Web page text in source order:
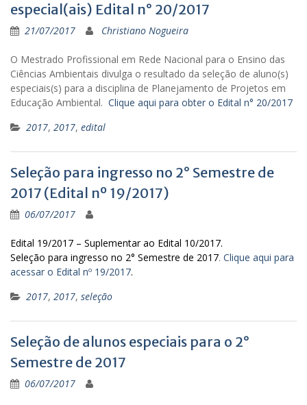
especial(ais) Edital n° 20/2017
21/07/2017 Christiano Nogueira
O Mestrado Profissional em Rede Nacional para o Ensino das
Ciências Ambientais divulga o resultado da seleção de aluno(s)
especiais(s) para a disciplina de Planejamento de Projetos em
Educação Ambiental. Clique aqui para obter o Edital n° 20/2017
2017, 2017, edital
Seleção para ingresso no 2° Semestre de
2017 (Edital nº 19/2017)
06/07/2017
Edital 19/2017 – Suplementar ao Edital 10/2017.
Seleção para ingresso no 2° Semestre de 2017. Clique aqui para
acessar o Edital nº 19/2017.
2017, 2017, seleção
Seleção de alunos especiais para o 2°
Semestre de 2017
06/07/2017